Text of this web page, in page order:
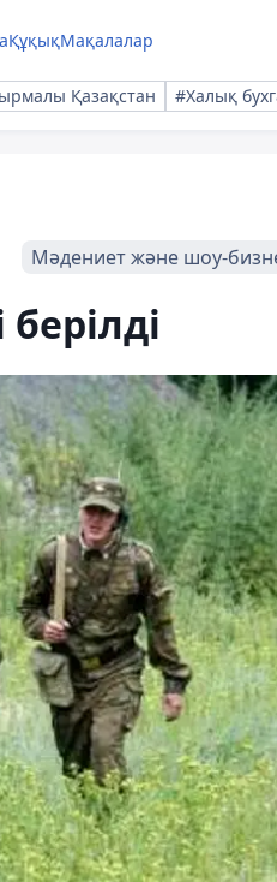
ҚұқықМақалалар
Қазақстан #Халық
Мәдениет және шоу-